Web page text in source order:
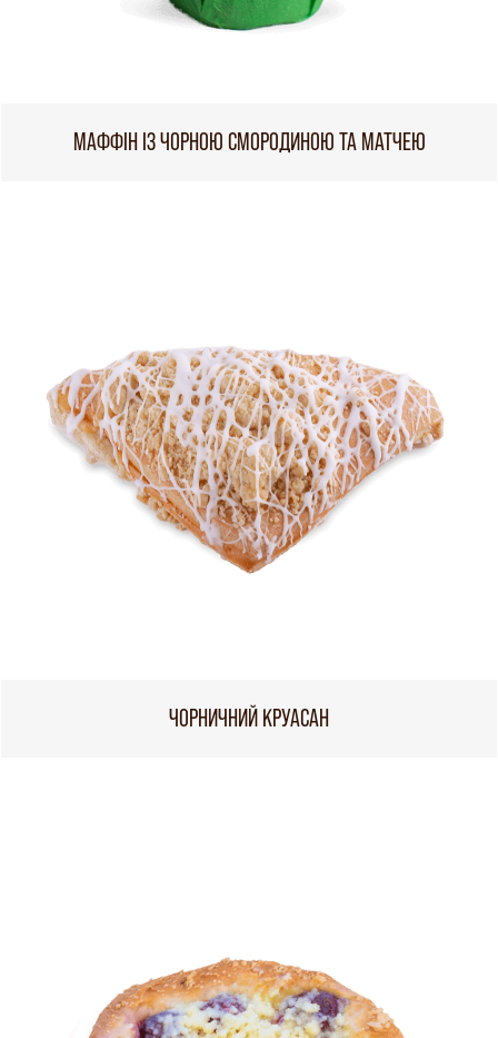
МАФФІН ІЗ ЧОРНОЮ СМОРОДИНОЮ ТА МАТЧЕЮ
ЧОРНИЧНИЙ КРУАСАН